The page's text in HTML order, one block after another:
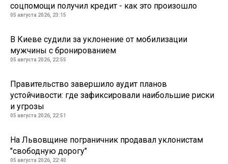
соцпомощи получил кредит - как это произошло
05 августа 2026, 23:15
В Киеве судили за уклонение от мобилизации
мужчины с бронированием
05 августа 2026, 22:55
Правительство завершило аудит планов
устойчивости: где зафиксировали наибольшие риски
и угрозы
05 августа 2026, 22:51
На Львовщине пограничник продавал уклонистам
"свободную дорогу"
05 августа 2026, 22:40